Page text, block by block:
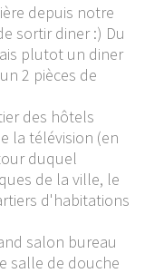
depuis notre
sortir diner :) Du
plutot un diner
2 pièces de
des hôtels
la télévision (en
duquel
de la ville, le
d'habitations
salon bureau
salle de douche